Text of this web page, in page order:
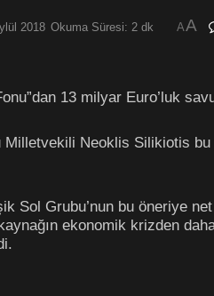
2018 Okuma Süresi: 2 dk AA
13 milyar Euro’luk
Neoklis Silikiotis
Sol Grubu’nun bu öneriye
ekonomik krizden